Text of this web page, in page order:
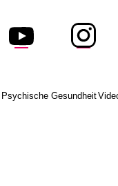
Psychische Gesundheit